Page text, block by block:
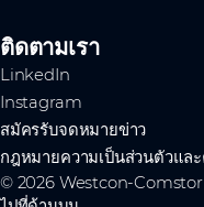
ติดตามเรา
LinkedIn
Instagram
สมัครรับจดหมายข่าว
กฎหมายความเป็นส่วนตัวแล
© 2026 Westcon-Comstor